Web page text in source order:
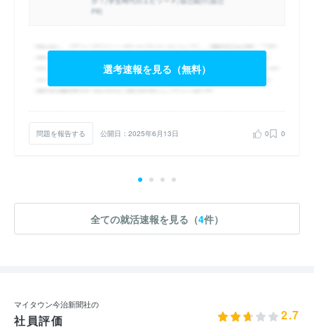
選考速報を見る（無料）
問題を報告する 公開日：2025年6月13日 0 0
全ての就活速報を見る（4件）
マイタウン今治新聞社の
社員評価 2.7